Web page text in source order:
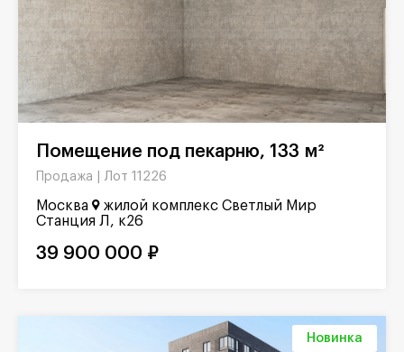
Помещение под пекарню, 133 м²
Продажа | Лот 11226
Москва
жилой комплекс Светлый Мир
Станция Л, к26
39 900 000 ₽
Новинка